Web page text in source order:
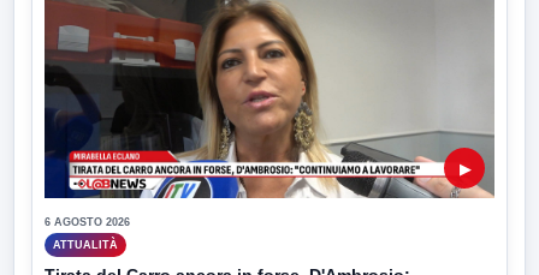
▶
6 AGOSTO 2026
ATTUALITÀ